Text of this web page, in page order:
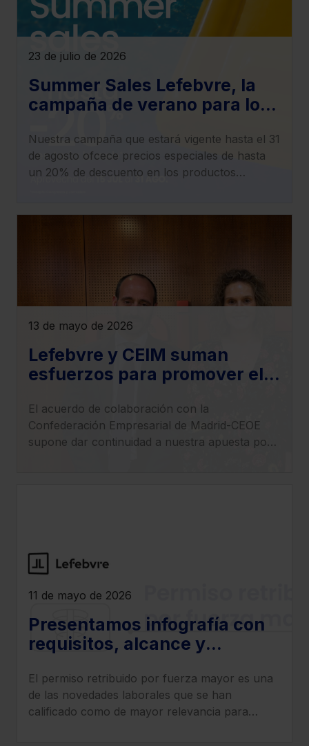
23 de julio de 2026
Summer Sales Lefebvre, la
campaña de verano para los
Nuestra campaña que estará vigente hasta el 31
de agosto ofcece precios especiales de hasta
un 20% de descuento en los productos
13 de mayo de 2026
Lefebvre y CEIM suman
esfuerzos para promover el
y la innovación tecnológica
en las empresas
El acuerdo de colaboración con la
Confederación Empresarial de Madrid-CEOE
supone dar continuidad a nuestra apuesta por
11 de mayo de 2026
Presentamos infografía con
requisitos, alcance y
incumplimiento del permiso
retribuido por fuerza mayor
El permiso retribuido por fuerza mayor es una
de las novedades laborales que se han
calificado como de mayor relevancia para